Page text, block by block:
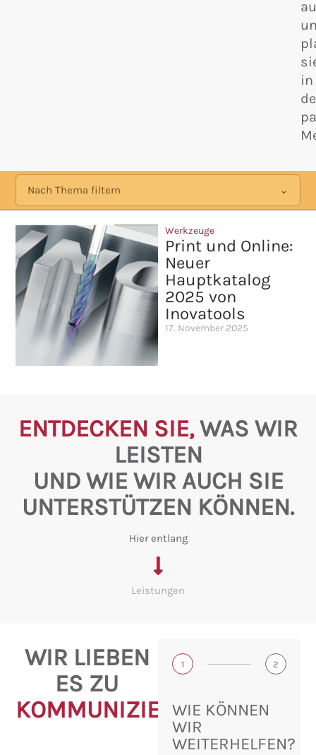
in
Nach Thema filtern
Werkzeuge
Print und Online:
Neuer
Hauptkatalog
2025 von
Inovatools
17. November 2025
ENTDECKEN SIE,WAS WIR
LEISTEN
UND WIE WIR AUCH SIE
UNTERSTÜTZEN KÖNNEN.
Hier entlang
Leistungen
WIR LIEBEN
ES ZU
KOMMUNIZIEREN!
1 2
WIE KÖNNEN
WIR
WEITERHELFEN?